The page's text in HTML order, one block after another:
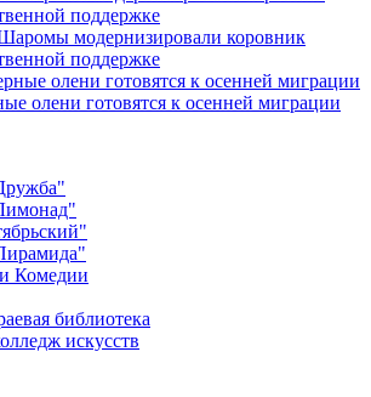
модернизировали коровник
поддержке
олени готовятся к осенней миграции
Комедии
библиотека
искусств